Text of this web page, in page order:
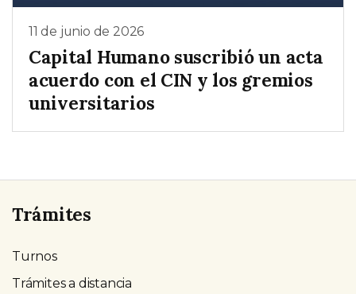
11 de junio de 2026
Capital Humano suscribió un acta
acuerdo con el CIN y los gremios
universitarios
Trámites
Turnos
Trámites a distancia